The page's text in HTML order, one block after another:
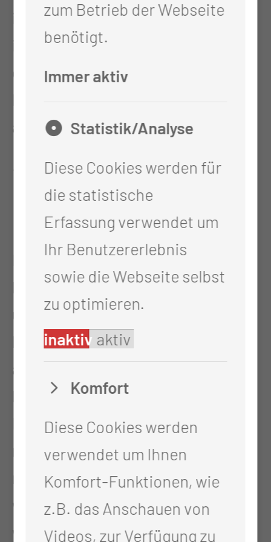
ihre Wünsche entgegen, richten
ihnen das Essen an und kommen
eben auch mal ins Gespräch. Die
Patienten fühlen sich dadurch
auch besser, wohler.
Sie sagen, die Arbeit ist
familienfreundlich - Wie sieht denn
ein klassischer Tag bei Ihnen aus?
Die Frühschicht dauert
beispielsweise von 6 bis 12.30 Uhr
und die Spätschicht z.B. von 13.30
bis 20 Uhr, immer abhängig davon,
auf welcher Station ich bin. Da
bleibt mir ausreichend Zeit für die
Familie. Und das hatte ich so bei
meinem Job im Pflegeheim vorher
nicht. Da war nicht Feierabend,
wenn Feierabend war, sondern
wenn ich mit den Bewohnern fertig
zum Betrieb der Webseite
benötigt.
Immer aktiv
Statistik/Analyse
Diese Cookies werden für
die statistische
Erfassung verwendet um
Ihr Benutzererlebnis
sowie die Webseite selbst
zu optimieren.
inaktiv aktiv
Komfort
Diese Cookies werden
verwendet um Ihnen
Komfort-Funktionen, wie
z.B. das Anschauen von
Videos, zur Verfügung zu